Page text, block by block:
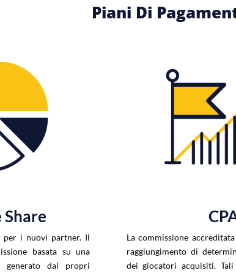
Piani Di
Share
per i nuovi partner. Il
basata su una
generato dai propri
La commissione
raggiungimento di
dei giocatori acquisiti.